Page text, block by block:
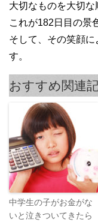
大切なものを大切な
これが182日目の景
そして、その笑顔
す。
おすすめ関連
中学生の子がお金がな
いと泣きついてきたら